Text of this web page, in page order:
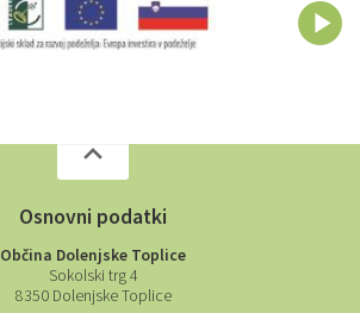
Osnovni podatki
Občina Dolenjske Toplice
Sokolski trg 4
8350 Dolenjske Toplice